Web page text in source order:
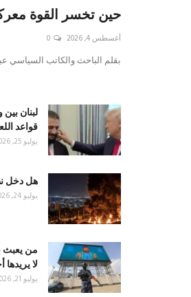
حين تخسر القوة
أغسطس 4, 2026 0
بقلم الباحث والكاتب السياسي
لبنان
قواعد
يوليو 25, 2026
هل دخل
يوليو 24, 2026
من يعبث
لا يريدها
يوليو 21, 2026